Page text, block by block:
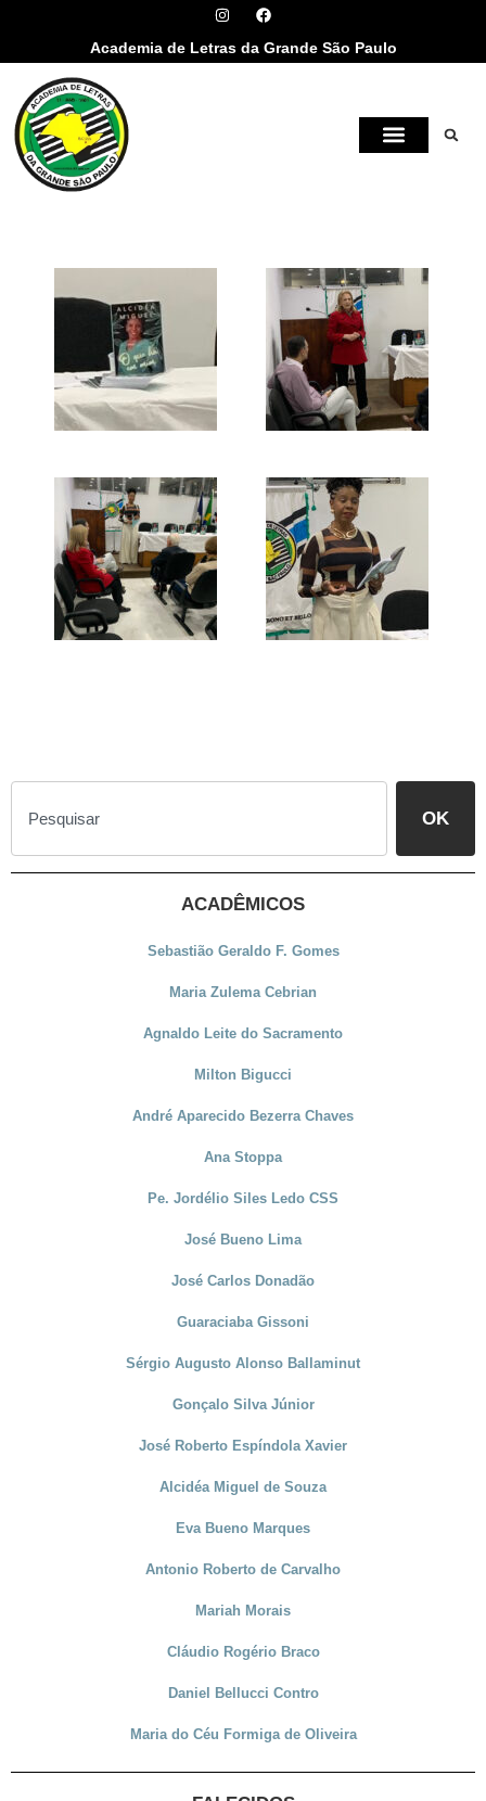
Academia de Letras da Grande São Paulo
OK
ACADÊMICOS
Sebastião Geraldo F. Gomes
Maria Zulema Cebrian
Agnaldo Leite do Sacramento
Milton Bigucci
André Aparecido Bezerra Chaves
Ana Stoppa
Pe. Jordélio Siles Ledo CSS
José Bueno Lima
José Carlos Donadão
Guaraciaba Gissoni
Sérgio Augusto Alonso Ballaminut
Gonçalo Silva Júnior
José Roberto Espíndola Xavier
Alcidéa Miguel de Souza
Eva Bueno Marques
Antonio Roberto de Carvalho
Mariah Morais
Cláudio Rogério Braco
Daniel Bellucci Contro
Maria do Céu Formiga de Oliveira